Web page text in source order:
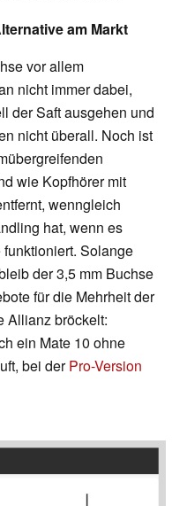
am Markt
vor allem
nicht immer dabei,
der Saft ausgehen und
nicht überall. Noch ist
wie Kopfhörer mit
wenngleich
hat, wenn es
Solange
der 3,5 mm Buchse
für die Mehrheit der
Allianz bröckelt:
ein Mate 10 ohne
bei derPro-Version